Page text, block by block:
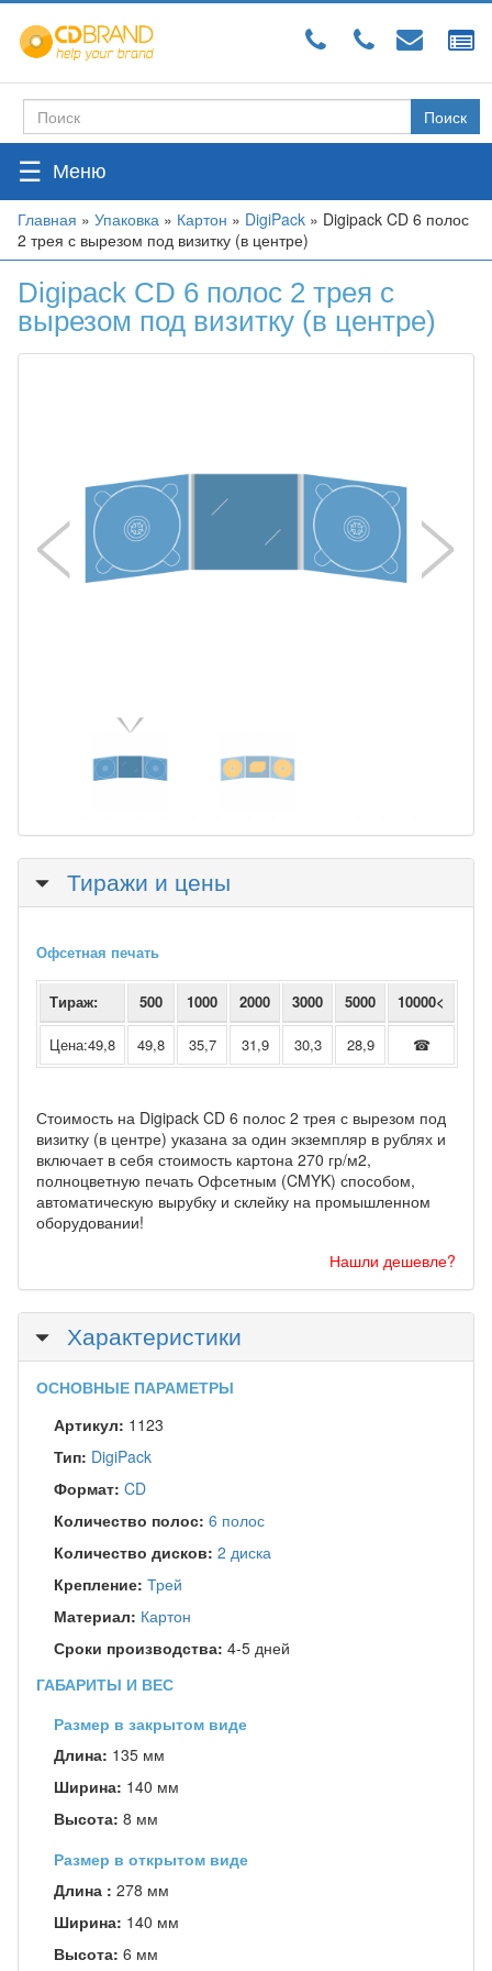
Перейти
основному
Форма
поиска
Поиск
☰
Вы
здесь
Главная » Упаковка » Картон » DigiPack » Digipack CD 6 полос
2 трея с вырезом под визитку (в центре)
Digipack CD 6 полос 2 трея с
вырезом под визитку (в центре)
Скрыть
Тиражи и цены
Офсетная печать
Тираж: 500 1000 2000 3000 5000 10000<
Цена:49,8 49,8 35,7 31,9 30,3 28,9 ☎
Стоимость на Digipack CD 6 полос 2 трея с вырезом под
визитку (в центре) указана за один экземпляр в рублях и
включает в себя стоимость картона 270 гр/м2,
полноцветную печать Офсетным (CMYK) способом,
автоматическую вырубку и склейку на промышленном
оборудовании!
Нашли дешевле?
Скрыть
Характеристики
ОСНОВНЫЕ ПАРАМЕТРЫ
Артикул: 1123
Тип: DigiPack
Формат: CD
Количество полос: 6 полос
Количество дисков: 2 диска
Крепление: Трей
Материал: Картон
Сроки производства: 4-5 дней
ГАБАРИТЫ И ВЕС
Размер в закрытом виде
Длина: 135 мм
Ширина: 140 мм
Высота: 8 мм
Размер в открытом виде
Длина : 278 мм
Ширина: 140 мм
Высота: 6 мм